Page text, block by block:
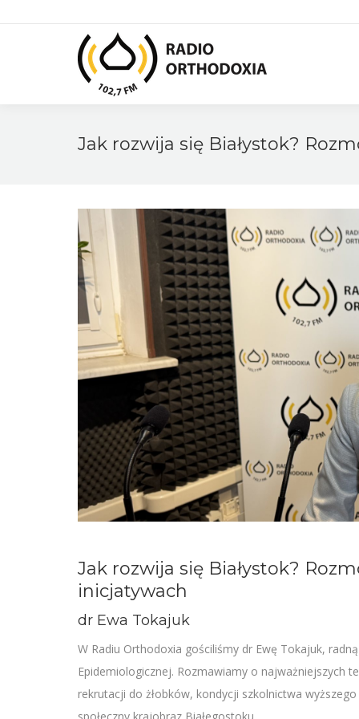
Jak rozwija się Białystok?
Jak rozwija się Białystok?
inicjatywach
dr Ewa Tokajuk
W Radiu Orthodoxia gościliśmy dr Ewę Tokajuk,
Epidemiologicznej. Rozmawiamy o najważniejszych
rekrutacji do żłobków, kondycji szkolnictwa